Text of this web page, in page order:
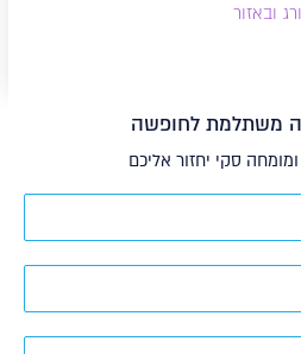
ובאזור
משתלמת לחופשה
סקי יחזור אליכם